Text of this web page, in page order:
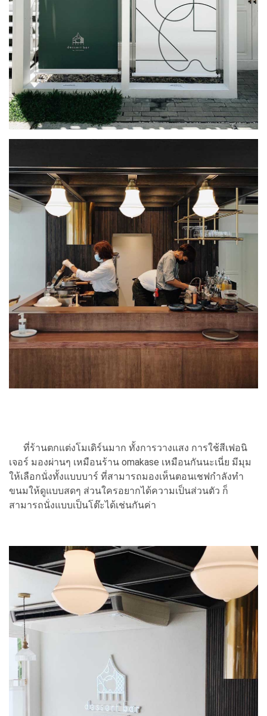
ที่ร้านตกแต่งโมเดิร์นมาก ทั้งการวางแสง การใช้สีเฟอนิ
เจอร์ มองผ่านๆ เหมือนร้าน omakase เหมือนกันนะเนี่ย มีมุม
ให้เลือกนั่งทั้งแบบบาร์ ที่สามารถมองเห็นตอนเชฟกำลังทำ
ขนมให้ดูแบบสดๆ ส่วนใครอยากได้ความเป็นส่วนตัว ก็
สามารถนั่งแบบเป็นโต๊ะได้เช่นกันค่า